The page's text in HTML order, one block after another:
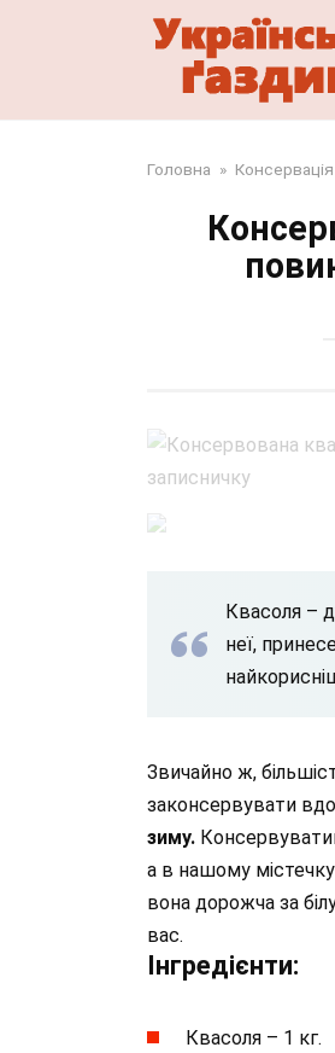
Головна » Консервація
Квасоля –
неї,
Звичайно ж,
законсервувати
зиму.
а в нашому
вона дорожча за
вас.
Інгредієнти:
Квасоля – 1 кг.